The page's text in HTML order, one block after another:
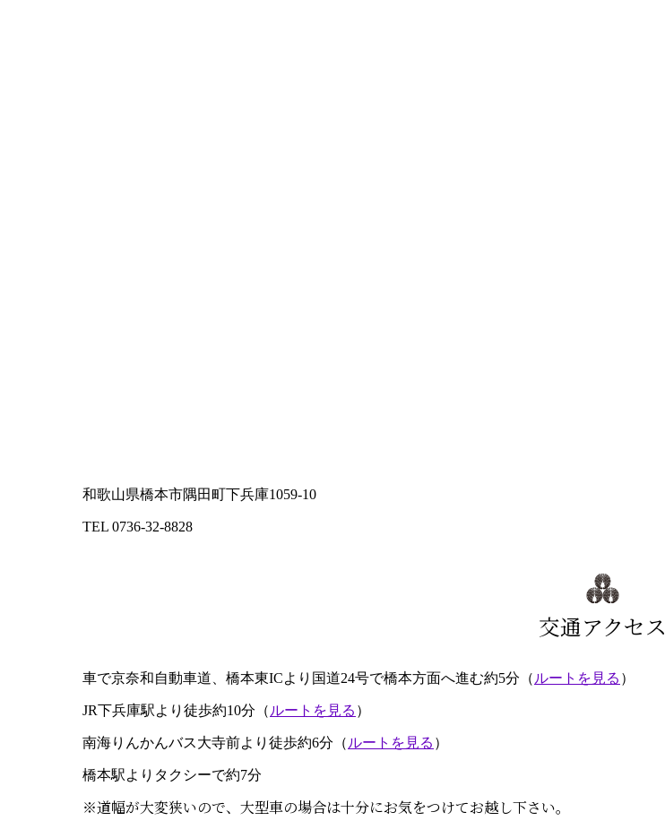
和歌山県橋本市隅田町下兵庫1059-10
TEL 0736-32-8828
交通アクセス
車で京奈和自動車道、橋本東ICより国道24号で橋本方面へ進む約5分（ ルートを見る ）
JR下兵庫駅より徒歩約10分（ ルートを見る ）
南海りんかんバス大寺前より徒歩約6分（ ルートを見る ）
橋本駅よりタクシーで約7分
※道幅が大変狭いので、大型車の場合は十分にお気をつけてお越し下さい。